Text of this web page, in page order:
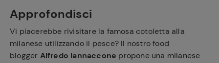
Approfondisci
Vi piacerebbe rivisitare la famosa cotoletta alla
milanese utilizzando il pesce? Il nostro food
blogger Alfredo Iannaccone propone una milanese